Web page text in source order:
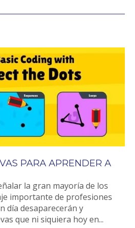
PARA APRENDER A
la gran mayoría de los
importante de profesiones
día desaparecerán y
que ni siquiera hoy en...